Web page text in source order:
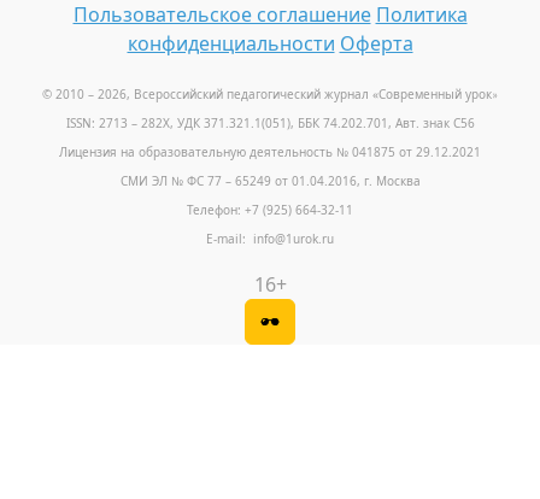
Пользовательское соглашение Политика
конфиденциальности Оферта
© 2010 – 2026, Всероссийский педагогический журнал «Современный урок»
ISSN: 2713 – 282X, УДК 371.321.1(051), ББК 74.202.701, Авт. знак С56
Лицензия на образовательную деятельность № 041875 от 29.12.2021
СМИ ЭЛ № ФС 77 – 65249 от 01.04.2016, г. Москва
Телефон: +7 (925) 664-32-11
E-mail: info@1urok.ru
16+